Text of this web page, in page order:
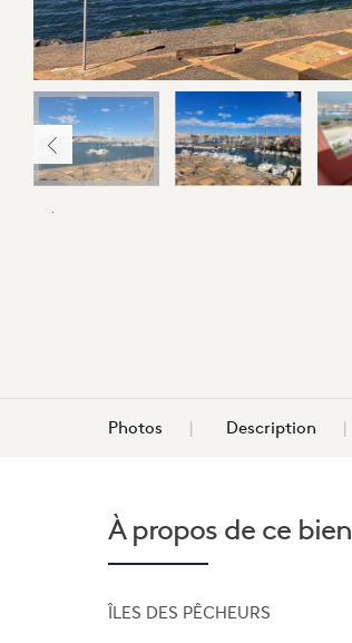
Photos Description
À propos de ce bien
ÎLES DES PÊCHEURS